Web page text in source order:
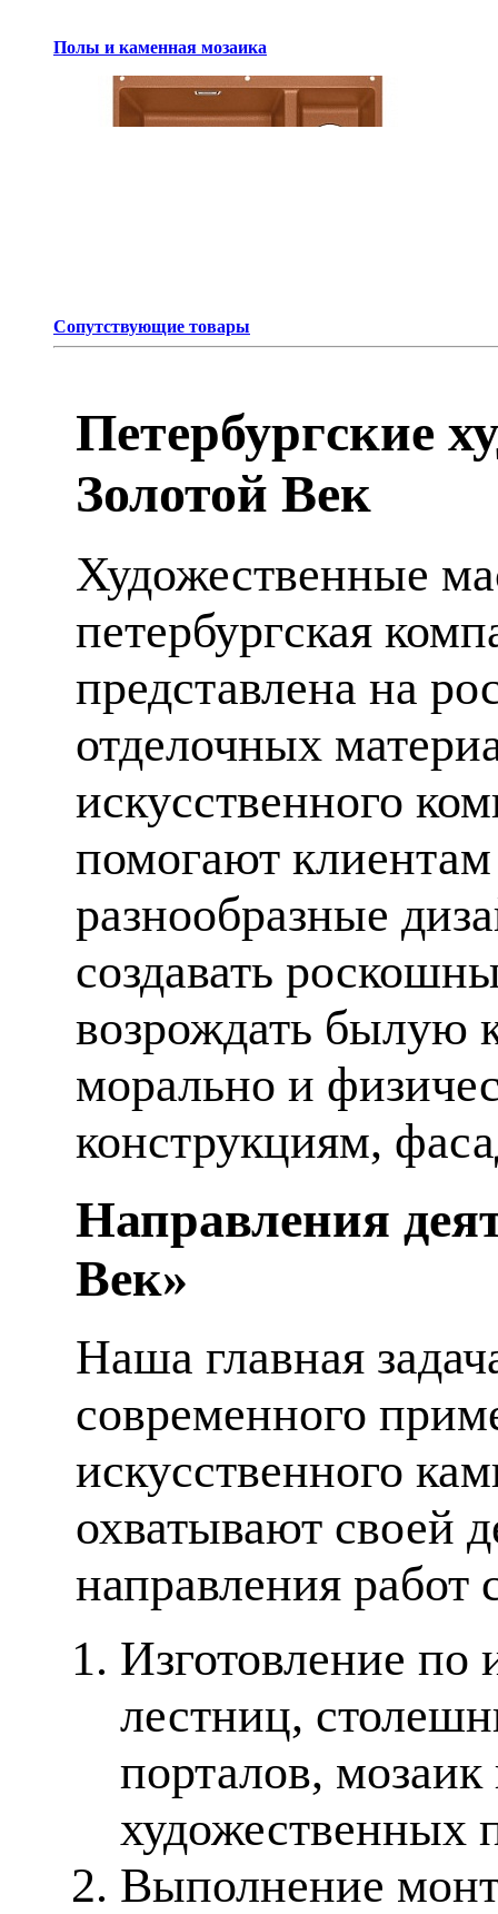
Полы и каменная мозаика
Сопутствующие товары
Петербургские
Золотой Век
Художественные
петербургская
представлена на
отделочных
искусственного
помогают
разнообразные
создавать
возрождать былую
морально и
конструкциям,
Направления
Век»
Наша главная
современного
искусственного
охватывают своей
направления работ
Изготовление по
лестниц,
порталов,
художественных
Выполнение